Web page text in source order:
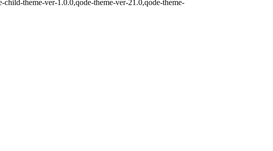
child-theme-ver-1.0.0,qode-theme-ver-21.0,qode-theme-